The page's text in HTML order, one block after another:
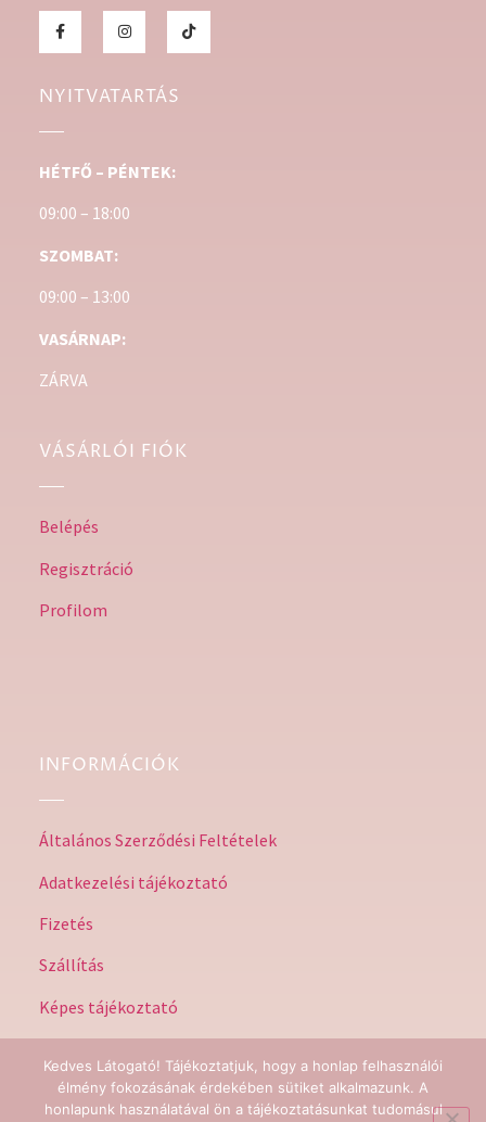
NYITVATARTÁS
HÉTFŐ – PÉNTEK:
09:00 – 18:00
SZOMBAT:
09:00 – 13:00
VASÁRNAP:
ZÁRVA
VÁSÁRLÓI FIÓK
Belépés
Regisztráció
Profilom
INFORMÁCIÓK
Általános Szerződési Feltételek
Adatkezelési tájékoztató
Fizetés
Szállítás
Képes tájékoztató
Kedves Látogató! Tájékoztatjuk, hogy a honlap felhasználói
élmény fokozásának érdekében sütiket alkalmazunk. A
honlapunk használatával ön a tájékoztatásunkat tudomásul